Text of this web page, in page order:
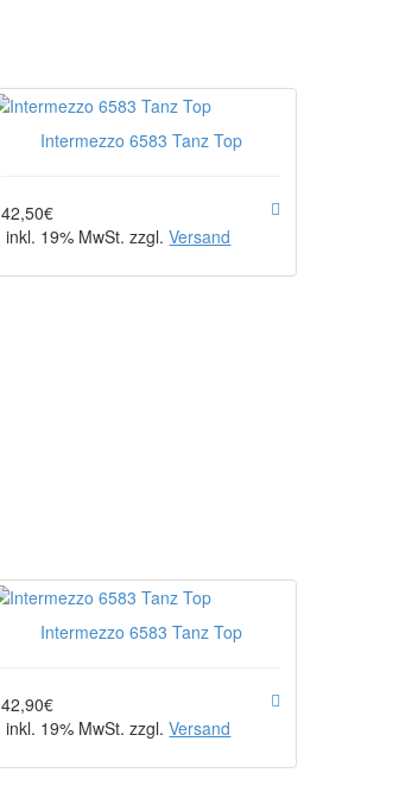
Intermezzo 6583 Tanz Top
42,50€
inkl. 19% MwSt. zzgl.Versand
Intermezzo 6583 Tanz Top
42,90€
inkl. 19% MwSt. zzgl.Versand